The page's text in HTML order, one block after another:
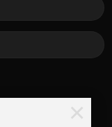
×